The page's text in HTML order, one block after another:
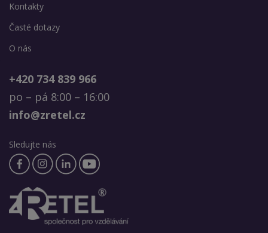
Kontakty
Časté dotazy
O nás
+420 734 839 966
po – pá 8:00 – 16:00
info@zretel.cz
Sledujte nás